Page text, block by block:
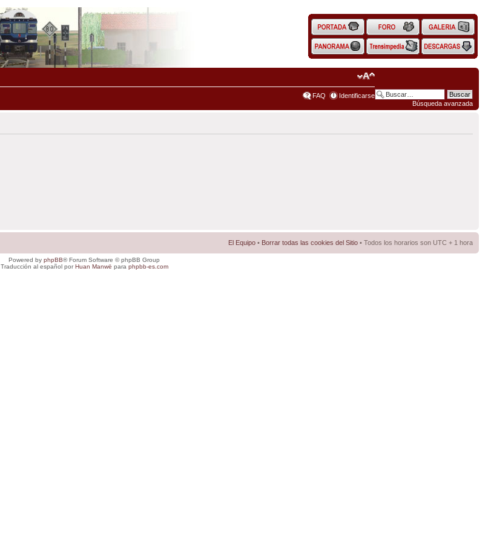
Búsqueda avanzada
FAQ Identificarse
El Equipo • Borrar todas las cookies del Sitio • Todos los horarios son UTC + 1 hora
Powered by phpBB® Forum Software © phpBB Group
Traducción al español porHuan Manwë para phpbb-es.com